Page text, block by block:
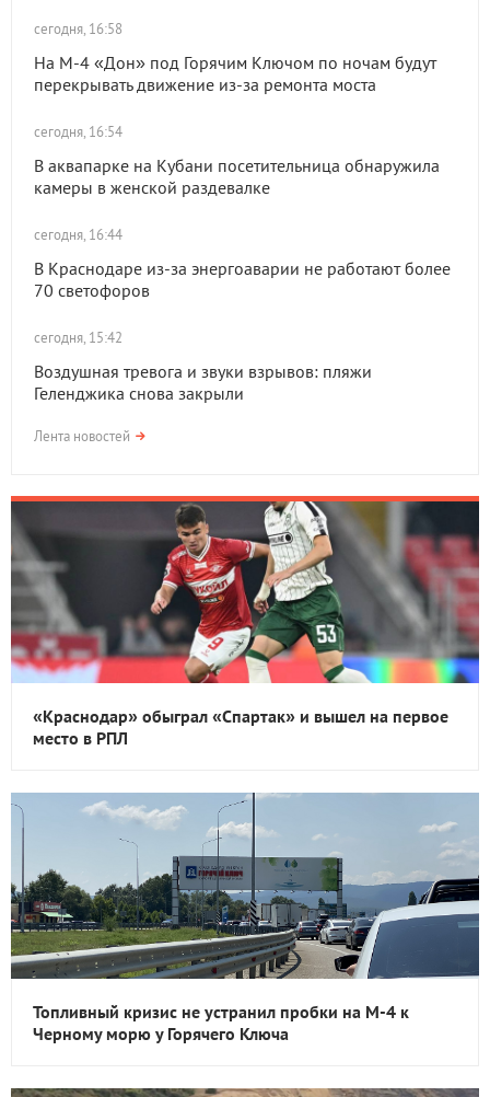
сегодня, 16:58
На М-4 «Дон» под Горячим Ключом по ночам будут
перекрывать движение из-за ремонта моста
сегодня, 16:54
В аквапарке на Кубани посетительница обнаружила
камеры в женской раздевалке
сегодня, 16:44
В Краснодаре из-за энергоаварии не работают более
70 светофоров
сегодня, 15:42
Воздушная тревога и звуки взрывов: пляжи
Геленджика снова закрыли
Лента новостей
«Краснодар» обыграл «Спартак» и вышел на первое
место в РПЛ
Топливный кризис не устранил пробки на М-4 к
Черному морю у Горячего Ключа